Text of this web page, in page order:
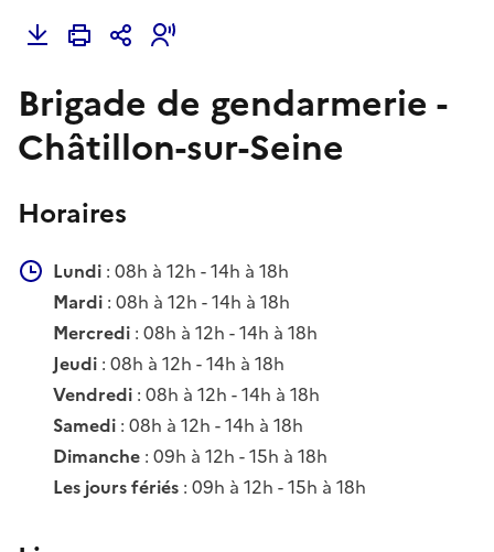
Brigade de gendarmerie -
Châtillon-sur-Seine
Horaires
Lundi : 08h à 12h - 14h à 18h
Mardi : 08h à 12h - 14h à 18h
Mercredi : 08h à 12h - 14h à 18h
Jeudi : 08h à 12h - 14h à 18h
Vendredi : 08h à 12h - 14h à 18h
Samedi : 08h à 12h - 14h à 18h
Dimanche : 09h à 12h - 15h à 18h
Les jours fériés : 09h à 12h - 15h à 18h